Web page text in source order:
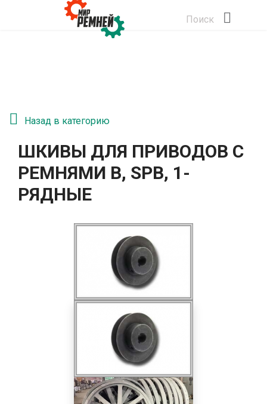
Поиск
Назад в категорию
ШКИВЫ ДЛЯ ПРИВОДОВ С
РЕМНЯМИ B, SPB, 1-
РЯДНЫЕ